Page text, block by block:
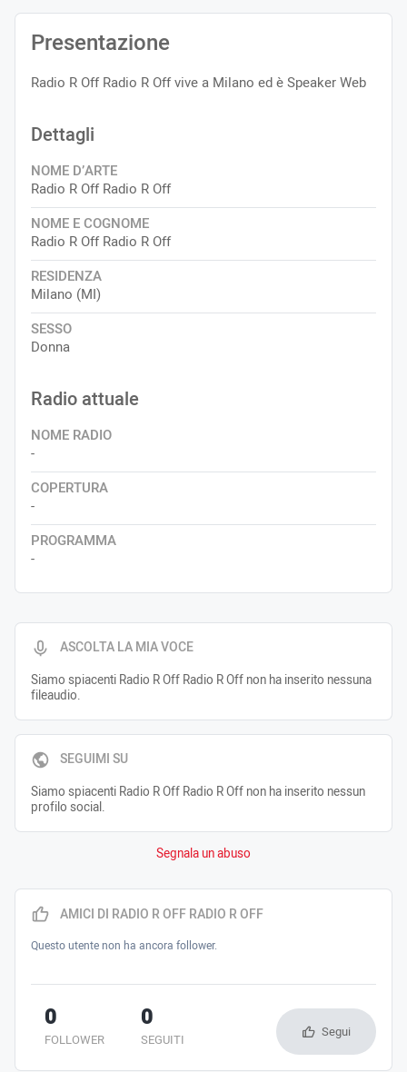
ASCOLTA LA MIA VOCE
Siamo spiacenti Radio R Off Radio R Off non ha inserito nessuna
fileaudio.
SEGUIMI SU
Siamo spiacenti Radio R Off Radio R Off non ha inserito nessun
profilo social.
Segnala un abuso
Presentazione
Radio R Off Radio R Off vive a Milano ed è Speaker Web
Dettagli
NOME D’ARTE
Radio R Off Radio R Off
NOME E COGNOME
Radio R Off Radio R Off
RESIDENZA
Milano (MI)
SESSO
Donna
Radio attuale
NOME RADIO
-
COPERTURA
-
PROGRAMMA
-
AMICI DI RADIO R OFF RADIO R OFF
Questo utente non ha ancora follower.
FOLLOWER
0
SEGUITI
0 Segui